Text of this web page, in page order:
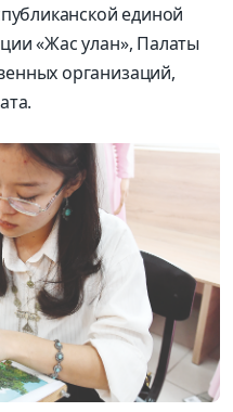
единой
«Жас улан», Палаты
организаций,